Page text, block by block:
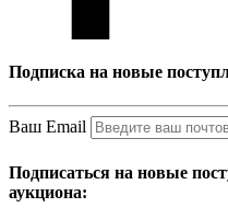
Подписка на новые
Ваш Email
Подписаться на новые
аукциона: